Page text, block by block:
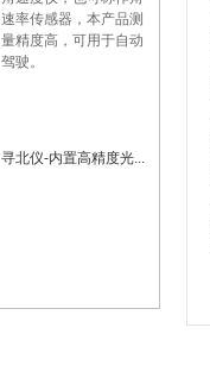
速率传感器，本产品测
量精度高，可用于自动
驾驶。
寻北仪-内置高精度光...